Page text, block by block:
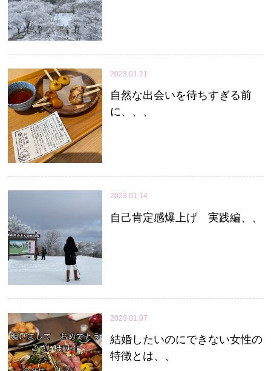
2023.01.21
自然な出会いを待ちすぎる前
に、、、
2023.01.14
自己肯定感爆上げ 実践編、、
2023.01.07
結婚したいのにできない女性の
特徴とは、、